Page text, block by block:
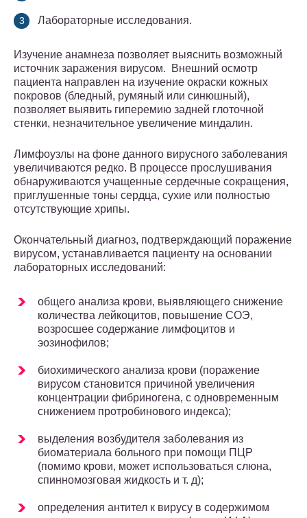
Лабораторные исследования.
Изучение анамнеза позволяет выяснить возможный
источник заражения вирусом. Внешний осмотр
пациента направлен на изучение окраски кожных
покровов (бледный, румяный или синюшный),
позволяет выявить гиперемию задней глоточной
стенки, незначительное увеличение миндалин.
Лимфоузлы на фоне данного вирусного заболевания
увеличиваются редко. В процессе прослушивания
обнаруживаются учащенные сердечные сокращения,
приглушенные тоны сердца, сухие или полностью
отсутствующие хрипы.
Окончательный диагноз, подтверждающий поражение
вирусом, устанавливается пациенту на основании
лабораторных исследований:
общего анализа крови, выявляющего снижение
количества лейкоцитов, повышение СОЭ,
возросшее содержание лимфоцитов и
эозинофилов;
биохимического анализа крови (поражение
вирусом становится причиной увеличения
концентрации фибриногена, с одновременным
снижением протробинового индекса);
выделения возбудителя заболевания из
биоматериала больного при помощи ПЦР
(помимо крови, может использоваться слюна,
спинномозговая жидкость и т. д);
определения антител к вирусу в содержимом